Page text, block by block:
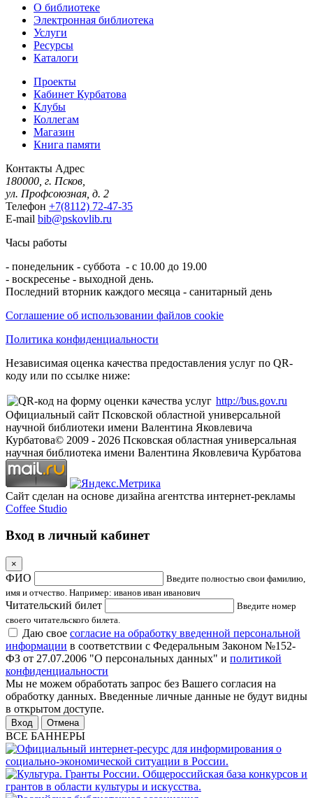
О библиотеке
Электронная библиотека
Услуги
Ресурсы
Каталоги
Проекты
Кабинет Курбатова
Клубы
Коллегам
Магазин
Книга памяти
Контакты Адрес
180000, г. Псков,
ул. Профсоюзная, д. 2
Телефон +7(8112) 72-47-35
E-mail bib@pskovlib.ru
Часы работы
- понедельник - суббота - с 10.00 до 19.00
- воскресенье - выходной день.
Последний вторник каждого месяца - санитарный день
Соглашение об использовании файлов cookie
Политика конфиденциальности
Независимая оценка качества предоставления услуг по QR-
коду или по ссылке ниже:
http://bus.gov.ru
Официальный сайт Псковской областной универсальной
научной библиотеки имени Валентина Яковлевича
Курбатова© 2009 - 2026 Псковская областная универсальная
научная библиотека имени Валентина Яковлевича Курбатова
Сайт сделан на основе дизайна агентства интернет-рекламы
Coffee Studio
Вход в личный кабинет
×
ФИО
Введите полностью свои фамилию,
имя и отчество. Например: иванов иван иванович
Читательский билет
Введите номер
своего читательского билета.
Даю свое согласие на обработку введенной персональной
информации в соответствии с Федеральным Законом №152-
ФЗ от 27.07.2006 "О персональных данных" и политикой
конфиденциальности
Мы не можем обработать запрос без Вашего согласия на
обработку данных. Введенные личные данные не будут видны
в открытом доступе.
Отмена
ВСЕ БАННЕРЫ